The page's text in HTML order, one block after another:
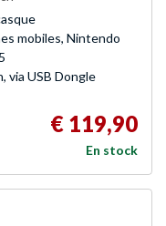
mobiles, Nintendo
via USB Dongle
€ 119,90
En stock